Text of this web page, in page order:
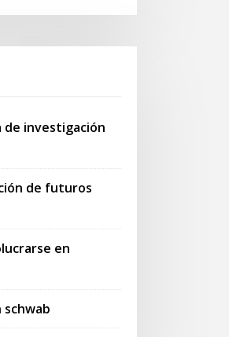
de investigación
de futuros
en